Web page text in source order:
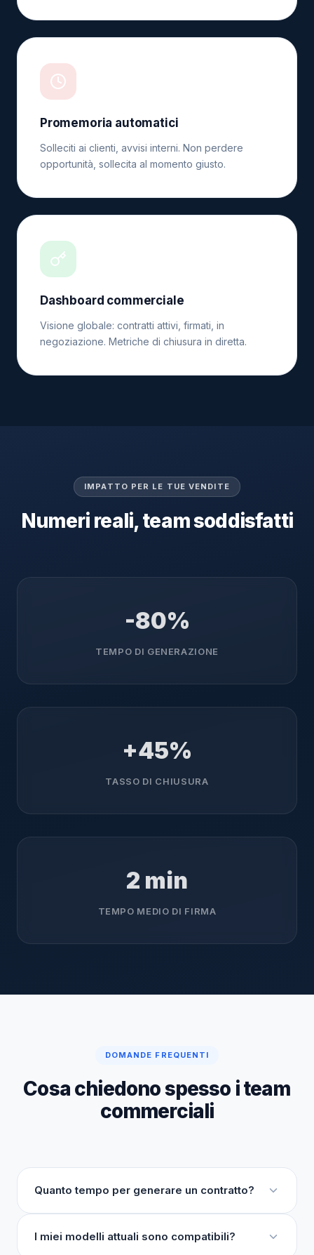
Promemoria automatici
Solleciti ai clienti, avvisi interni. Non perdere
opportunità, sollecita al momento giusto.
Dashboard commerciale
Visione globale: contratti attivi, firmati, in
negoziazione. Metriche di chiusura in diretta.
IMPATTO PER LE TUE VENDITE
Numeri reali, team soddisfatti
-80%
TEMPO DI GENERAZIONE
+45%
TASSO DI CHIUSURA
2 min
TEMPO MEDIO DI FIRMA
DOMANDE FREQUENTI
Cosa chiedono spesso i team
commerciali
Quanto tempo per generare un contratto?
I miei modelli attuali sono compatibili?